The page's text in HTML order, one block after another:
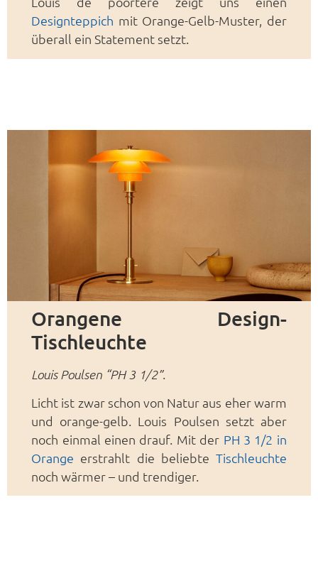
Designteppich mit Orange-Gelb-Muster, der
überall ein Statement setzt.
Orangene Design-
Tischleuchte
Louis Poulsen “PH 3 1/2”.
Licht ist zwar schon von Natur aus eher warm
und orange-gelb. Louis Poulsen setzt aber
noch einmal einen drauf. Mit der PH 3 1/2 in
Orange erstrahlt die beliebte Tischleuchte
noch wärmer – und trendiger.